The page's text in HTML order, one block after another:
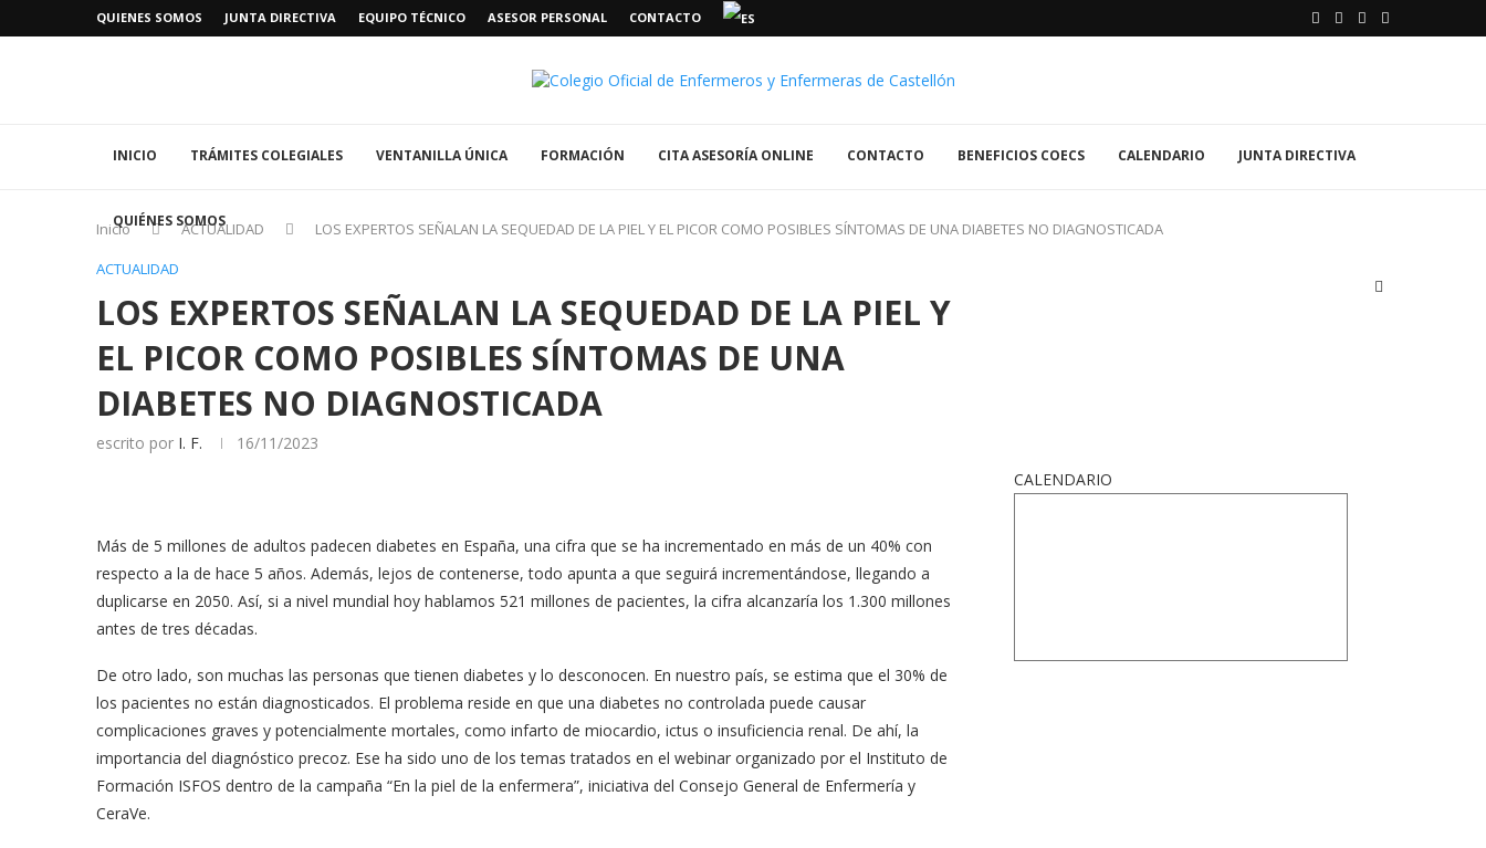
QUIENES SOMOS JUNTA DIRECTIVA EQUIPO TÉCNICO ASESOR PERSONAL CONTACTO
INICIO TRÁMITES COLEGIALES VENTANILLA ÚNICA FORMACIÓN CITA ASESORÍA ONLINE CONTACTO BENEFICIOS COECS CALENDARIO JUNTA DIRECTIVA
QUIÉNES SOMOS
Inicio ACTUALIDAD
LOS EXPERTOS SEÑALAN LA SEQUEDAD DE LA PIEL Y EL PICOR COMO POSIBLES SÍNTOMAS DE UNA DIABETES NO DIAGNOSTICADA
ACTUALIDAD
LOS EXPERTOS SEÑALAN LA SEQUEDAD DE LA PIEL Y
EL PICOR COMO POSIBLES SÍNTOMAS DE UNA
DIABETES NO DIAGNOSTICADA
escrito por I. F. 16/11/2023
Más de 5 millones de adultos padecen diabetes en España, una cifra que se ha incrementado en más de un 40% con
respecto a la de hace 5 años. Además, lejos de contenerse, todo apunta a que seguirá incrementándose, llegando a
duplicarse en 2050. Así, si a nivel mundial hoy hablamos 521 millones de pacientes, la cifra alcanzaría los 1.300 millones
antes de tres décadas.
De otro lado, son muchas las personas que tienen diabetes y lo desconocen. En nuestro país, se estima que el 30% de
los pacientes no están diagnosticados. El problema reside en que una diabetes no controlada puede causar
complicaciones graves y potencialmente mortales, como infarto de miocardio, ictus o insuficiencia renal. De ahí, la
importancia del diagnóstico precoz. Ese ha sido uno de los temas tratados en el webinar organizado por el Instituto de
Formación ISFOS dentro de la campaña “En la piel de la enfermera”, iniciativa del Consejo General de Enfermería y
CeraVe.
CALENDARIO